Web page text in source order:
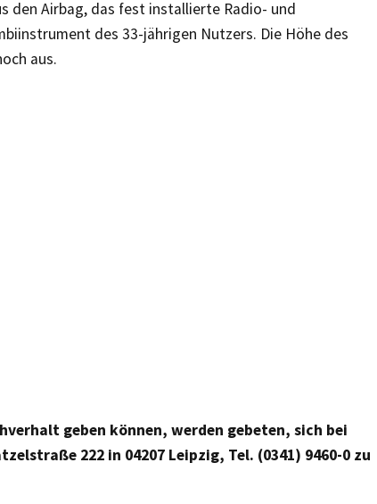
den Airbag, das fest installierte Radio- und
des 33-jährigen Nutzers. Die Höhe des
aus.
geben können, werden gebeten, sich bei
222 in 04207 Leipzig, Tel. (0341) 9460-0 zu